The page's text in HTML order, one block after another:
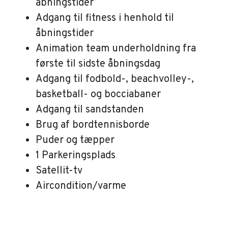
åbningstider
Adgang til fitness i henhold til
åbningstider
Animation team underholdning fra
første til sidste åbningsdag
Adgang til fodbold-, beachvolley-,
basketball- og bocciabaner
Adgang til sandstanden
Brug af bordtennisborde
Puder og tæpper
1 Parkeringsplads
Satellit-tv
Aircondition/varme